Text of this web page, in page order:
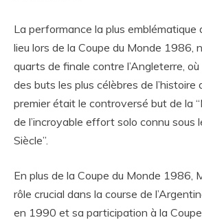
La performance la plus emblématique
lieu lors de la Coupe du Monde 1986,
quarts de finale contre l’Angleterre,
des buts les plus célèbres de l’histoire
premier était le controversé but de la
de l’incroyable effort solo connu sous
Siècle”.
En plus de la Coupe du Monde 1986,
rôle crucial dans la course de
en 1990 et sa participation à la